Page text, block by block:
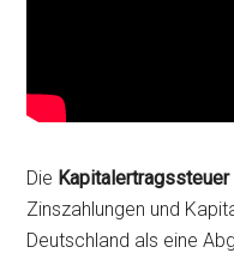
Die Kapitalertragssteuer
Zinszahlungen und
Deutschland als eine